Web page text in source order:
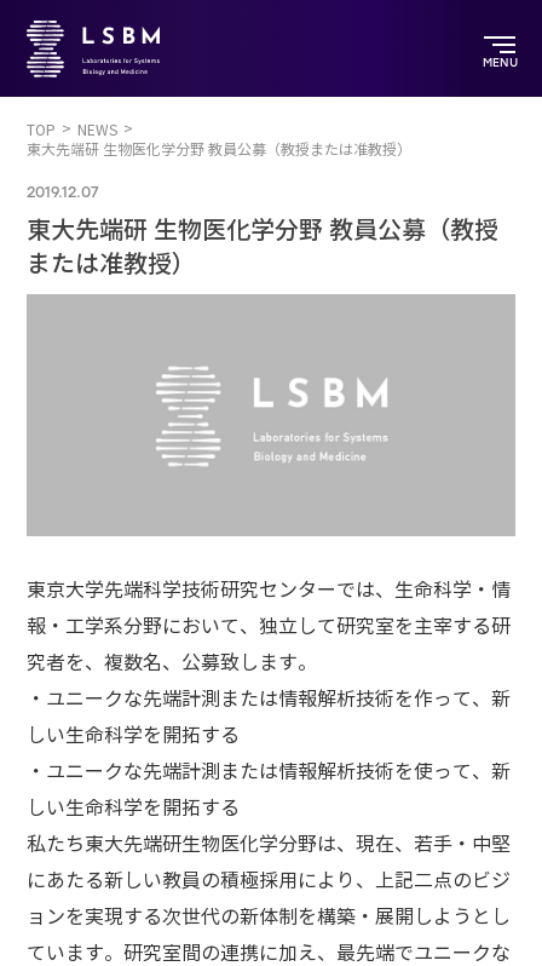
MENU
TOP
NEWS
東大先端研 生物医化学分野 教員公募（教授または准教授）
2019.12.07
東大先端研 生物医化学分野 教員公募（教授
または准教授）
東京大学先端科学技術研究センターでは、生命科学・情
報・工学系分野において、独立して研究室を主宰する研
究者を、複数名、公募致します。
・ユニークな先端計測または情報解析技術を作って、新
しい生命科学を開拓する
・ユニークな先端計測または情報解析技術を使って、新
しい生命科学を開拓する
私たち東大先端研生物医化学分野は、現在、若手・中堅
にあたる新しい教員の積極採用により、上記二点のビジ
ョンを実現する次世代の新体制を構築・展開しようとし
ています。研究室間の連携に加え、最先端でユニークな